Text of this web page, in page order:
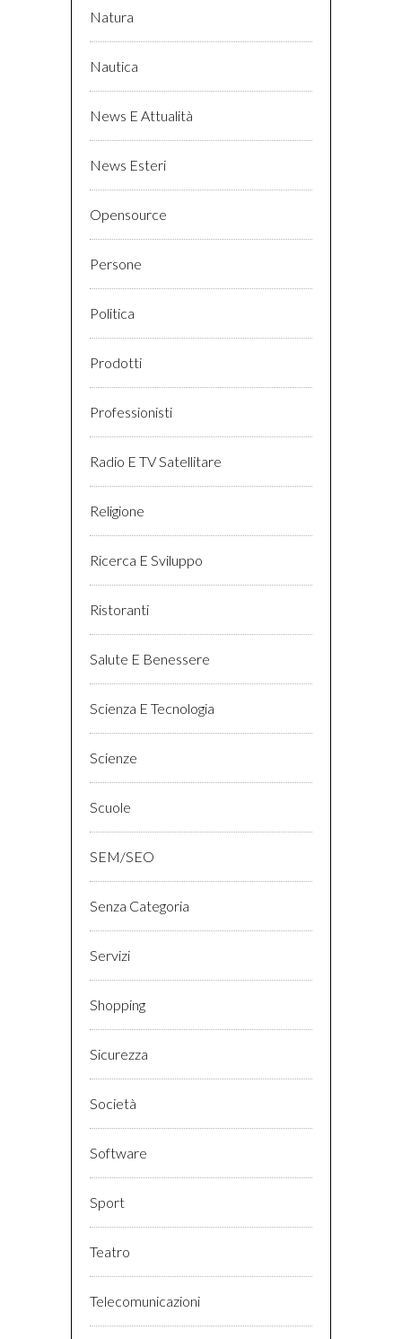
Natura
Nautica
News E Attualità
News Esteri
Opensource
Persone
Politica
Prodotti
Professionisti
Radio E TV Satellitare
Religione
Ricerca E Sviluppo
Ristoranti
Salute E Benessere
Scienza E Tecnologia
Scienze
Scuole
SEM/SEO
Senza Categoria
Servizi
Shopping
Sicurezza
Società
Software
Sport
Teatro
Telecomunicazioni